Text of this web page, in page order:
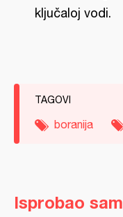
ključaloj vodi.
TAGOVI
boranija
Isprobao sam